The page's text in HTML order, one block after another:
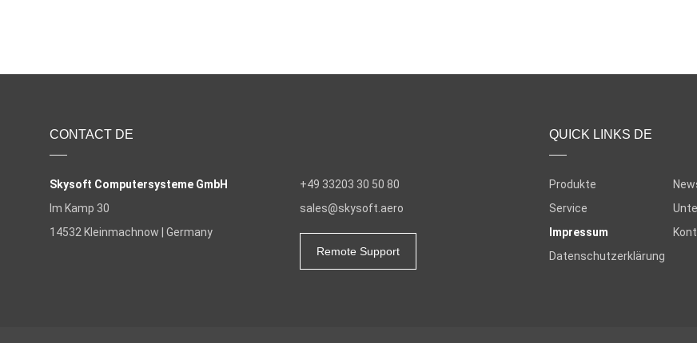
CONTACT DE
Skysoft Computersysteme GmbH
Im Kamp 30
14532 Kleinmachnow | Germany
+49 33203 30 50 80
sales@skysoft.aero
Remote Support
QUICK LINKS DE
Produkte
Service
Impressum
Datenschutzerklärung